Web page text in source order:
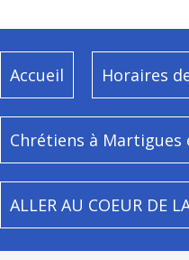
Accueil Horaires
Chrétiens à Martigues
ALLER AU COEUR DE